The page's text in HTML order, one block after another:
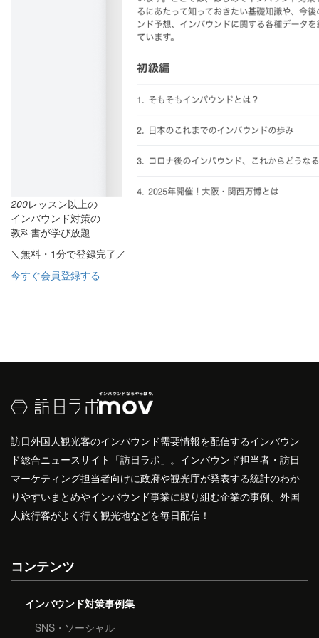
200レッスン以上の
インバウンド対策の
教科書が学び放題
＼無料・1分で登録完了／
今すぐ会員登録する
訪日外国人観光客のインバウンド需要情報を配信するインバウン
ド総合ニュースサイト「訪日ラボ」。インバウンド担当者・訪日
マーケティング担当者向けに政府や観光庁が発表する統計のわか
りやすいまとめやインバウンド事業に取り組む企業の事例、外国
人旅行客がよく行く観光地などを毎日配信！
コンテンツ
インバウンド対策事例集
SNS・ソーシャル